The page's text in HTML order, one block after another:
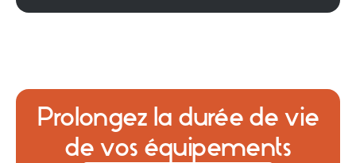
Très satisfait de la prestation
Steve est au top
Richard Lecour
Prolongez la durée de vie
de vos équipements